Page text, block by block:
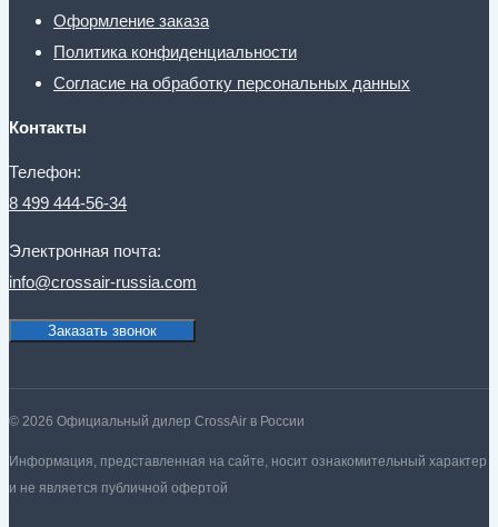
Оформление заказа
Политика конфиденциальности
Согласие на обработку персональных данных
Контакты
Телефон:
8 499 444-56-34
Электронная почта:
info@crossair-russia.com
Заказать звонок
© 2026 Официальный дилер CrossAir в России
Информация, представленная на сайте, носит ознакомительный характер
и не является публичной офертой